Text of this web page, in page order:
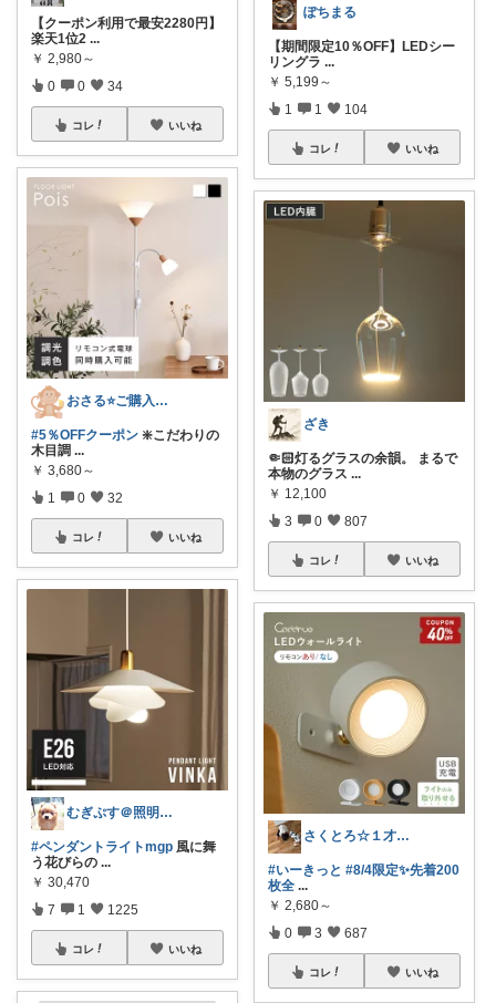
【クーポン利用で最安2280円】
楽天1位2 ...
￥ 2,980～
0 0 34
コレ いいね
おさる⭐ご購入感謝🐹
#5％OFFクーポン ❇️こだわりの
木目調 ...
￥ 3,680～
1 0 32
コレ いいね
むぎぷす＠照明とインテリアと北欧食器
#ペンダントライトmgp 風に舞
う花びらの ...
￥ 30,470
7 1 1225
コレ いいね
ぽちまる
【期間限定10％OFF】LEDシー
リングラ ...
￥ 5,199～
1 1 104
コレ いいね
ざき
🤏🏻灯るグラスの余韻。 まるで
本物のグラス ...
￥ 12,100
3 0 807
コレ いいね
さくとろ☆１才児ぱぱ
#いーきっと #8/4限定✨先着200
枚全 ...
￥ 2,680～
0 3 687
コレ いいね